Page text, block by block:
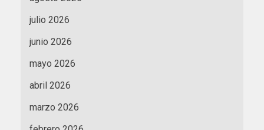
julio 2026
junio 2026
mayo 2026
abril 2026
marzo 2026